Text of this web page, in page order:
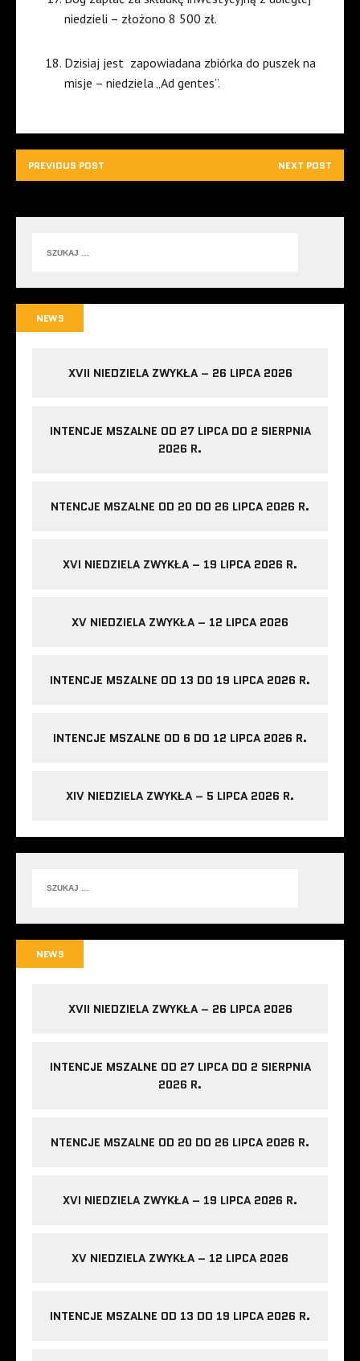
niedzieli – złożono 8 500 zł.
Dzisiaj jest zapowiadana zbiórka do puszek na
misje – niedziela „Ad gentes”.
PREVIOUS POST NEXT POST
NEWS
XVII NIEDZIELA ZWYKŁA – 26 LIPCA 2026
INTENCJE MSZALNE OD 27 LIPCA DO 2 SIERPNIA
2026 R.
NTENCJE MSZALNE OD 20 DO 26 LIPCA 2026 R.
XVI NIEDZIELA ZWYKŁA – 19 LIPCA 2026 R.
XV NIEDZIELA ZWYKŁA – 12 LIPCA 2026
INTENCJE MSZALNE OD 13 DO 19 LIPCA 2026 R.
INTENCJE MSZALNE OD 6 DO 12 LIPCA 2026 R.
XIV NIEDZIELA ZWYKŁA – 5 LIPCA 2026 R.
NEWS
XVII NIEDZIELA ZWYKŁA – 26 LIPCA 2026
INTENCJE MSZALNE OD 27 LIPCA DO 2 SIERPNIA
2026 R.
NTENCJE MSZALNE OD 20 DO 26 LIPCA 2026 R.
XVI NIEDZIELA ZWYKŁA – 19 LIPCA 2026 R.
XV NIEDZIELA ZWYKŁA – 12 LIPCA 2026
INTENCJE MSZALNE OD 13 DO 19 LIPCA 2026 R.